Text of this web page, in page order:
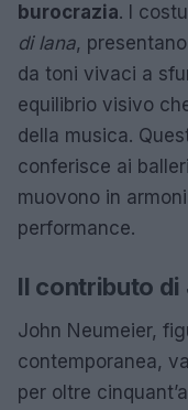
burocrazia. I
di lana,
da toni vivaci a
equilibrio visivo
della musica.
conferisce ai
muovono in
performance.
Il contributo di
John Neumeier,
contemporanea,
per oltre